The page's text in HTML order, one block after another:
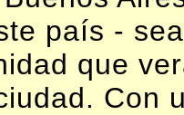
país -
que
Con